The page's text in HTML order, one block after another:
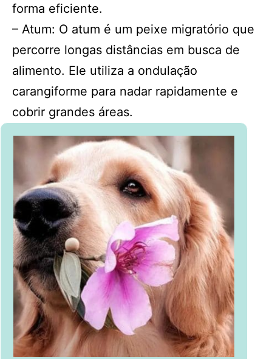
forma eficiente.
– Atum: O atum é um peixe migratório que
percorre longas distâncias em busca de
alimento. Ele utiliza a ondulação
carangiforme para nadar rapidamente e
cobrir grandes áreas.